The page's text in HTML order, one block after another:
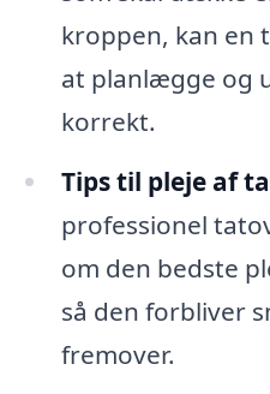
kroppen, kan en
at planlægge og
korrekt.
Tips til pleje af
professionel
om den bedste
så den forbliver
fremover.